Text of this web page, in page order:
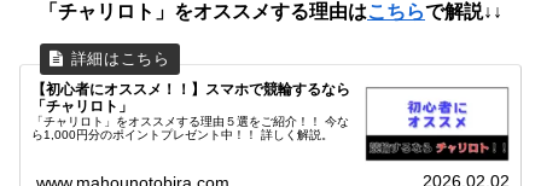
「チャリロト」をオススメする理由はこちらで解説↓↓
【初心者にオススメ！！】スマホで競輪するなら
「チャリロト」
「チャリロト」をオススメする理由５選をご紹介！！ 今な
ら1,000円分のポイントプレゼント中！！ 詳しく解説。
2026.02.02